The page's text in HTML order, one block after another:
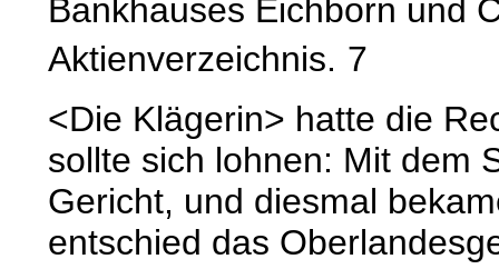
Bankhauses Eichborn und
Aktienverzeichnis. 7
<Die Klägerin> hatte die
sollte sich lohnen: Mit dem
Gericht, und diesmal
entschied das